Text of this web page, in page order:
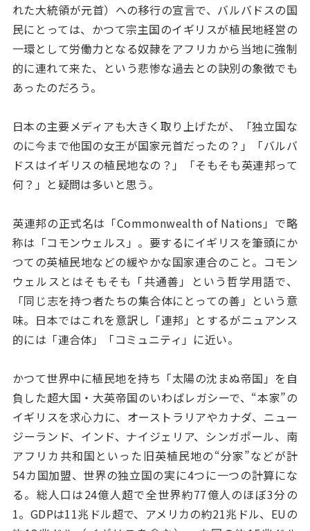
れた大統領が元首）への移行の宣言で、バルバドスの国
民にとっては、かつて宗主国のイギリスが植民地経営の
一環として労働力となる奴隷をアフリカから当地に強制
的に連れて来た、という悲惨な過去との訣別の象徴でも
あったのだろう。
日本の主要メディアも大きく取り上げたが、「独立国な
のに今まで他国の女王が国家元首だったの？」「バルバ
ドスはイギリスの植民地なの？」「そもそも英連邦って
何？」と疑問は多いと思う。
英連邦の正式名は「Commonwealth of Nations」で略
称は「コモンウェルス」。要するにイギリスを筆頭にか
つての英植民地などの緩やかな国家連合のこと。コモン
ウェルスとはそもそも「共通善」という哲学用語で、
「同じ志を持つ者たちの集合体にとっての善」という意
味。日本ではこれを意訳し「連邦」とするがニュアンス
的には「連合体」「コミュニティ」に近い。
かつて世界中に植民地を持ち「太陽の沈まぬ帝国」を自
負した超大国・大英帝国のいわばレガシーで、“本家”の
イギリスを求心力に、オーストラリアやカナダ、ニュー
ジーランド、インド、ナイジェリア、シンガポール、南
アフリカ共和国といった旧英植民地の“分家”などが計
54カ国加盟、世界の独立国の実に4つに一つの計算にな
る。総人口は24億人超で全世界約77億人のほぼ3分の
1。GDPは11兆ドル超で、アメリカの約21兆ドル、EUの